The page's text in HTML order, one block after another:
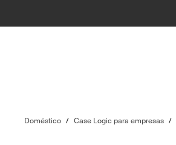
Doméstico / Case Logic para empresas /